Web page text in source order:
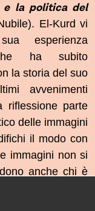
e la politica del
El-Kurd vi
esperienza
ha subito
la storia del suo
avvenimenti
riflessione parte
delle immagini
il modo con
immagini non si
anche chi è
chi può